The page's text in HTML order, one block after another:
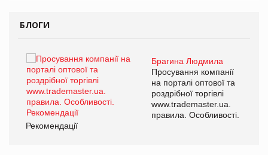
БЛОГИ
Брагина Людмила
Просування компанії
на порталі оптової та
роздрібної торгівлі
www.trademaster.ua.
правила. Особливості.
Рекомендації